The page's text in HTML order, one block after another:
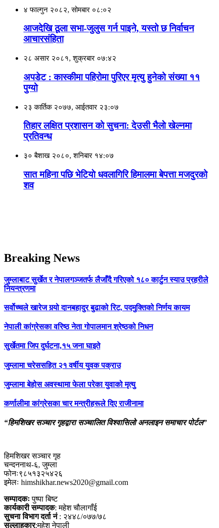
४ फाल्गुन २०८२, सोमबार ०८:०२
आजदेखि ठूला सभा-जुलुस गर्न पाइने, यस्तो छ निर्वाचन
आचारसंहिता
२८ असार २०८१, शुक्रबार ०७:४२
अपडेट : कास्कीमा पहिरोमा पुरिएर मृत्यु हुनेको संख्या ११
पुग्यो
२३ कार्तिक २०७७, आईतवार २३:०७
तिहार लक्षित प्रशासन काे सुचना: देउसी भैलाे खेल्नमा
प्रतिवन्ध
३० बैशाख २०८०, शनिबार १४:०७
सात महिना पछि भेटियाे धवलागिरि हिमालमा बेपत्ता मजदुरको
शव
Breaking News
जुम्लाबाट सुर्खेत र नेपालगञ्जतर्फ लैजाँदै गरिएको १८० कार्टुन स्याउ प्रहरीले
नियन्त्रणमा
सर्वोच्चले खारेज गर्‍यो दानबहादुर बुढाको रिट, पदमुक्तिको निर्णय कायम
नेपाली कांग्रेसका वरिष्ठ नेता गोपालमान श्रेष्ठको निधन
सुर्खेतमा जिप दुर्घटना,१५ जना घाइते
जुम्लामा चरेससहित २१ वर्षीय युवक पक्राउ
जुम्लामा बेहोस अवस्थामा फेला परेका युवाको मृत्यु
कर्णालीमा कांग्रेसका चार मन्त्रीहरूले दिए राजीनामा
“हिमशिखर सञ्चार गृहद्वारा सञ्चालित विश्वासिलो अनलाइन समाचार पोर्टल”
हिमशिखर सञ्चार गृह
चन्दननाथ-६, जुम्ला
फोनः९८५१३२५४२६
इमेलः himshikhar.news2020@gmail.com
सम्पादकःपुष्पा बिष्ट
कार्यकारी सम्पादक: महेश चौलागाँई
सुचना विभाग दर्ता नं: २४४८/०७७/७८
सल्लाहकार:महेश नेपाली